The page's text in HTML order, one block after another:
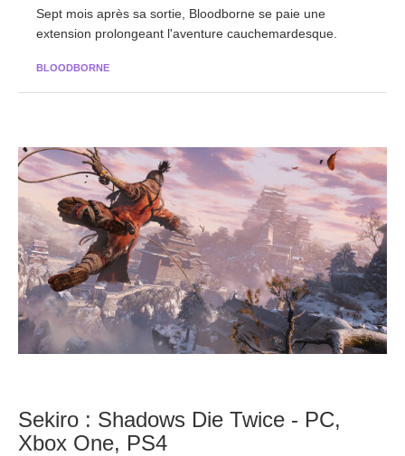
Sept mois après sa sortie, Bloodborne se paie une
extension prolongeant l'aventure cauchemardesque.
BLOODBORNE
Sekiro : Shadows Die Twice - PC,
Xbox One, PS4